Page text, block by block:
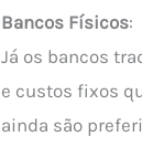
Bancos Físicos:
Já os bancos
e custos fixos
ainda são